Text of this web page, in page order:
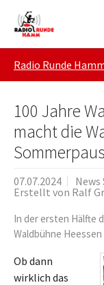
Skip to main navigation
Zum Hauptinhalt
Skip to page footer
Radio Runde
100 Jahre
macht die
07.07.2024
Erstellt von Ralf
In der ersten Hälfte
Waldbühne
Ob dann
wirklich das